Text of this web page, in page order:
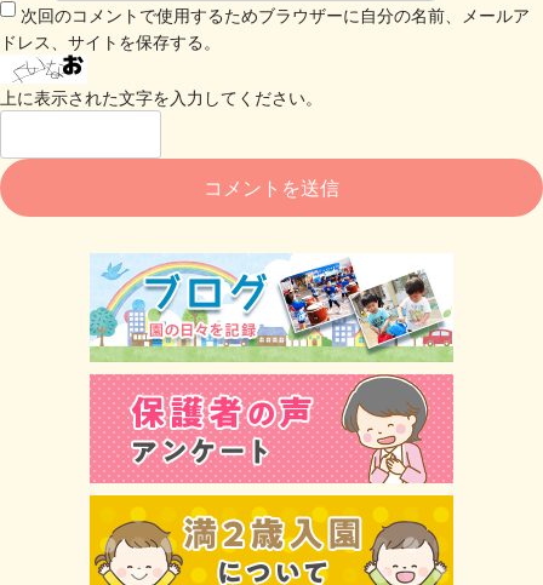
次回のコメントで使用するためブラウザーに自分の名前、メールア
ドレス、サイトを保存する。
上に表示された文字を入力してください。